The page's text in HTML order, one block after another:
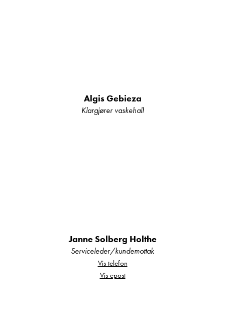
Algis Gebieza
Klargjører vaskehall
Janne Solberg Holthe
Serviceleder/kundemottak
Vis telefon
Vis epost